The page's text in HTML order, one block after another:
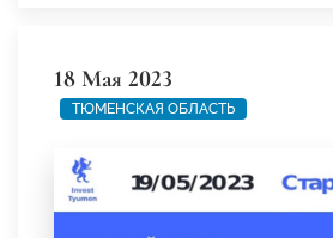
18 Мая 2023
ТЮМЕНСКАЯ ОБЛАСТЬ